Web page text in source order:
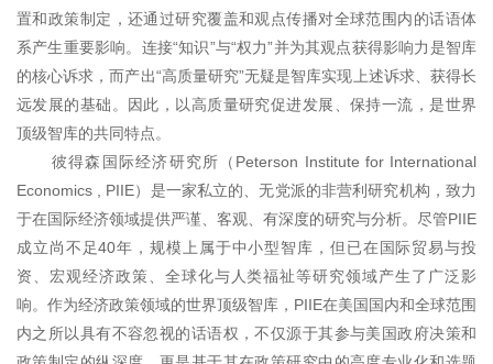
置和政策制定，还通过研究覆盖和观点传播对全球范围内的话语体
系产生重要影响。连接“知识”与“权力”并为其观点获得影响力是智库
的核心诉求，而产出“高质量研究”无疑是智库实现上述诉求、获得长
远发展的基础。因此，以高质量研究促进发展、保持一流，是世界
顶级智库的共同特点。
彼得森国际经济研究所（Peterson Institute for International
Economics , PIIE）是一家私立的、无党派的非营利研究机构，致力
于在国际经济领域提供严谨、客观、有深度的研究与分析。尽管PIIE
成立尚不足40年，规模上属于中小型智库，但已在国际贸易与投
资、宏观经济政策、全球化与人类福祉等研究领域产生了广泛影
响。作为经济政策领域的世界顶级智库，PIIE在美国国内和全球范围
内之所以具有不容忽视的话语权，不仅源于其参与美国政府决策和